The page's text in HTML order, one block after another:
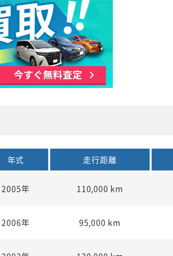
年式 走行距離
2005年 110,000 km
2006年 95,000 km